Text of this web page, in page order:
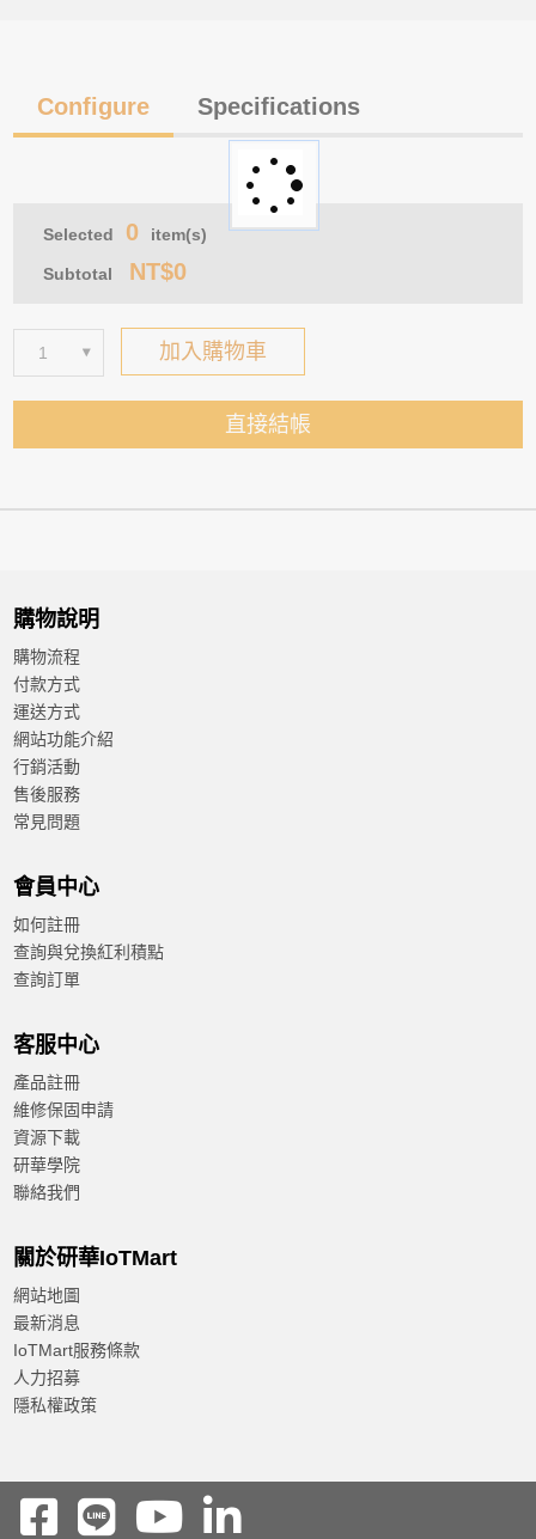
Configure Specifications
Selected 0 item(s)
Subtotal NT$0
加入購物車
直接結帳
購物說明
購物流程
付款方式
運送方式
網站功能介紹
行銷活動
售後服務
常見問題
會員中心
如何註冊
查詢與兌換紅利積點
查詢訂單
客服中心
產品註冊
維修保固申請
資源下載
研華學院
聯絡我們
關於研華IoTMart
網站地圖
最新消息
IoTMart服務條款
人力招募
隱私權政策